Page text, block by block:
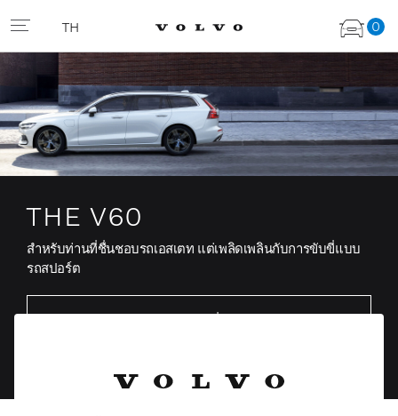
0
TH
THE V60
สำหรับท่านที่ชื่นชอบรถเอสเตท แต่เพลิดเพลินกับการขับขี่แบบ
รถสปอร์ต